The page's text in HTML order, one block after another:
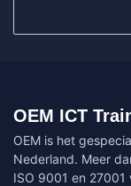
OEM ICT
OEM is het
Nederland. Meer
ISO 9001 en 27001